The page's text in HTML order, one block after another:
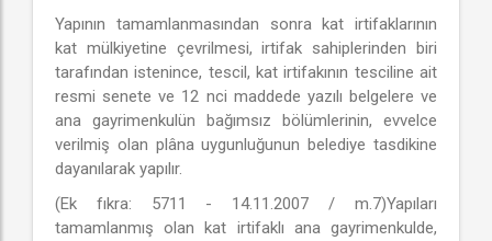
Yapının tamamlanmasından sonra kat irtifaklarının
kat mülkiyetine çevrilmesi, irtifak sahiplerinden biri
tarafından istenince, tescil, kat irtifakının tesciline ait
resmi senete ve 12 nci maddede yazılı belgelere ve
ana gayrimenkulün bağımsız bölümlerinin, evvelce
verilmiş olan plâna uygunluğunun belediye tasdikine
dayanılarak yapılır.
(Ek fıkra: 5711 - 14.11.2007 / m.7)Yapıları
tamamlanmış olan kat irtifaklı ana gayrimenkulde,